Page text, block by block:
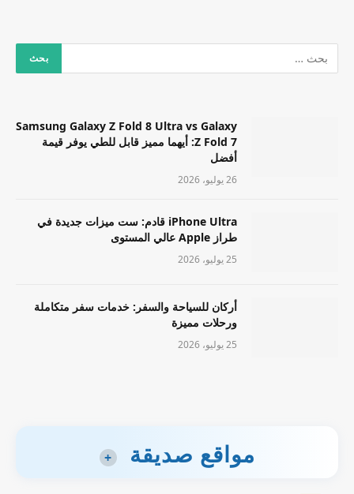
Samsung Galaxy Z Fold 8 Ultra vs Galaxy
Z Fold 7: أيهما مميز قابل للطي يوفر قيمة
أفضل
26 يوليو، 2026
iPhone Ultra قادم: ست ميزات جديدة في
طراز Apple عالي المستوى
25 يوليو، 2026
أركان للسياحة والسفر: خدمات سفر متكاملة
ورحلات مميزة
25 يوليو، 2026
مواقع صديقة +